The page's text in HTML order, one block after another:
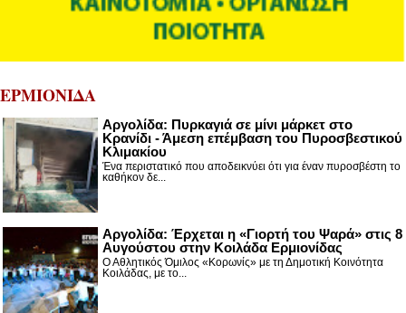
ΕΡΜΙΟΝΙΔΑ
Αργολίδα: Πυρκαγιά σε μίνι μάρκετ στο
Κρανίδι - Άμεση επέμβαση του Πυροσβεστικού
Κλιμακίου
Ένα περιστατικό που αποδεικνύει ότι για έναν πυροσβέστη το
καθήκον δε...
Αργολίδα: Έρχεται η «Γιορτή του Ψαρά» στις 8
Αυγούστου στην Κοιλάδα Ερμιονίδας
Ο Αθλητικός Όμιλος «Κορωνίς» με τη Δημοτική Κοινότητα
Κοιλάδας, με το...